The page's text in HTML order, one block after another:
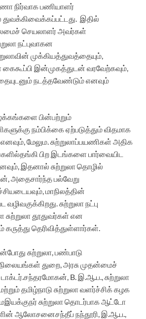
நிர்வாகபணியாளர்
துவக்கிவைக்கப்பட்டது. இதில்
செயலாளர்அவர்கள்
நட்புவாகன
முக்கியத்துவத்தையும்
கைகூப்பி இன்முகத்துடன் வரவேற்கவும்
நடத்தவேண்டும்எனவும்
பின்பற்றும்
நம்பிக்கைஏற்படுத்தும்விதமாக
எனவும் மேலும. சுற்றுலாப்பயணிகள் அதிக
தங்கி பிற இடங்களை பார்வையிட
இதனால் சுற்றுலாதொழில்
அதைசார்ந்தபல்வேறு
மாநிலத்தின்
வழிவகுக்கிறது சுற்றுலாநட்பு
சுற்றுலாதூதுவர்கள் என
கருத்து தெரிவித்துள்ளார்கள்.
சுற்றுலா, பண்பாடு
துறை, அரசுமுதன்மைச்
டாக்டர்.சந்தரமோகன், B. இ.ஆ.ப., சுற்றுலா
தமிழ்நாடு சுற்றுலாவளர்ச்சிக்கழக
இயக்குநர்சுற்றுலா தொடர்பாக ஆட்டோ
ஆலோசனைசந்தீப் நந்தூரி, இ.ஆ.ப.,